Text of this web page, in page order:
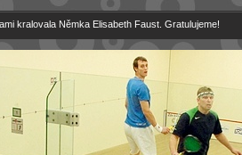
kralovala Němka Elisabeth Faust. Gratulujeme!